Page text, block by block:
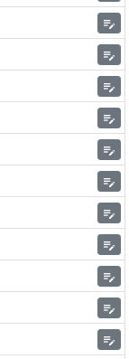
edit_note
edit_note
edit_note
edit_note
edit_note
edit_note
edit_note
edit_note
edit_note
edit_note
edit_note